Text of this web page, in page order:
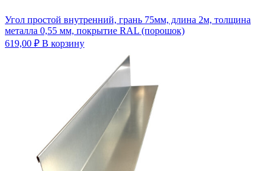
Угол простой внутренний, грань 75мм, длина 2м, толщина
металла 0,55 мм, покрытие RAL (порошок)
619,00 ₽ В корзину